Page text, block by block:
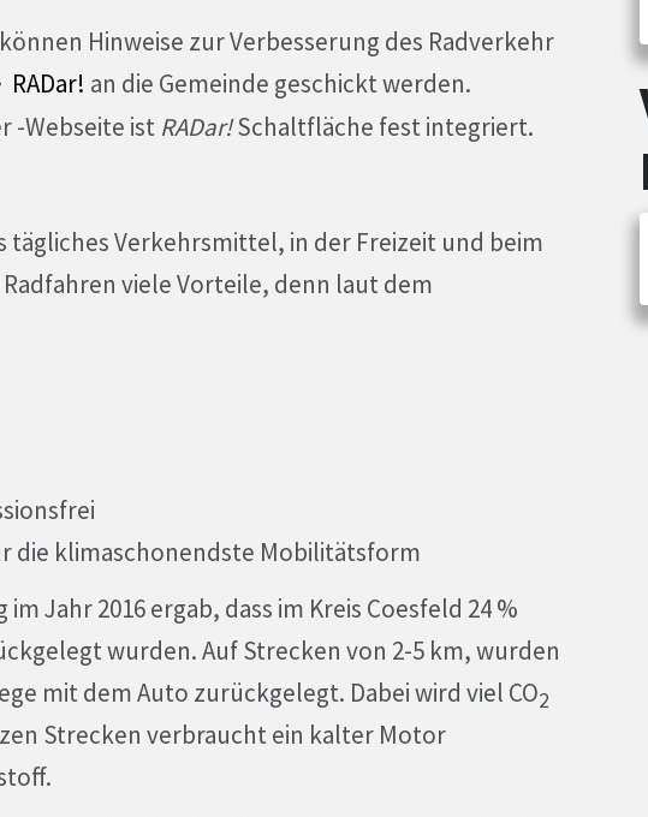
Hinweise zur Verbesserung des Radverkehr
RADar! an die Gemeinde geschickt werden.
-Webseite ist RADar!Schaltfläche fest integriert.
tägliches Verkehrsmittel, in der Freizeit und beim
viele Vorteile, denn laut dem
die klimaschonendste Mobilitätsform
Jahr 2016 ergab, dass im Kreis Coesfeld 24 %
wurden. Auf Strecken von 2-5 km, wurden
mit dem Auto zurückgelegt. Dabei wird viel CO2
Strecken verbraucht ein kalter Motor